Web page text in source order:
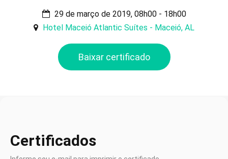
29 de março de 2019, 08h00 - 18h00
Hotel Maceió Atlantic Suítes - Maceió, AL
Baixar certificado
Certificados